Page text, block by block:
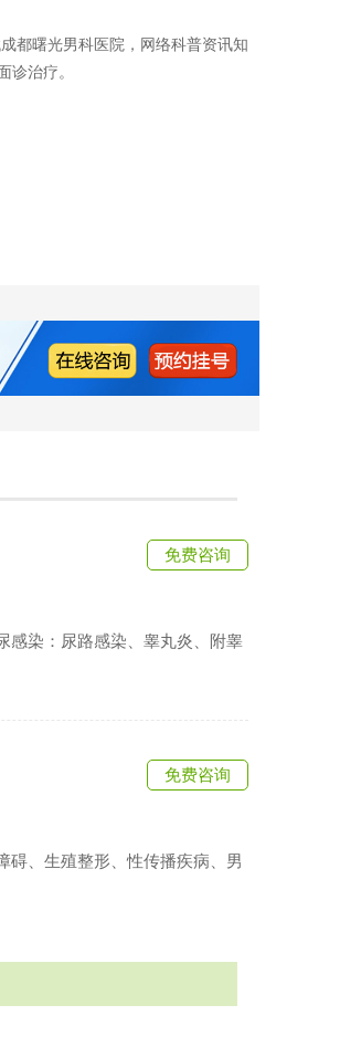
曙光男科医院，网络科普资讯知
诊治疗。
感染：尿路感染、睾丸炎、附睾
免费咨询
碍、生殖整形、性传播疾病、男
免费咨询